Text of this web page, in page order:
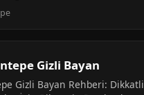
Gizli Bayan
Gizli Bayan Rehberi: Dikkatli